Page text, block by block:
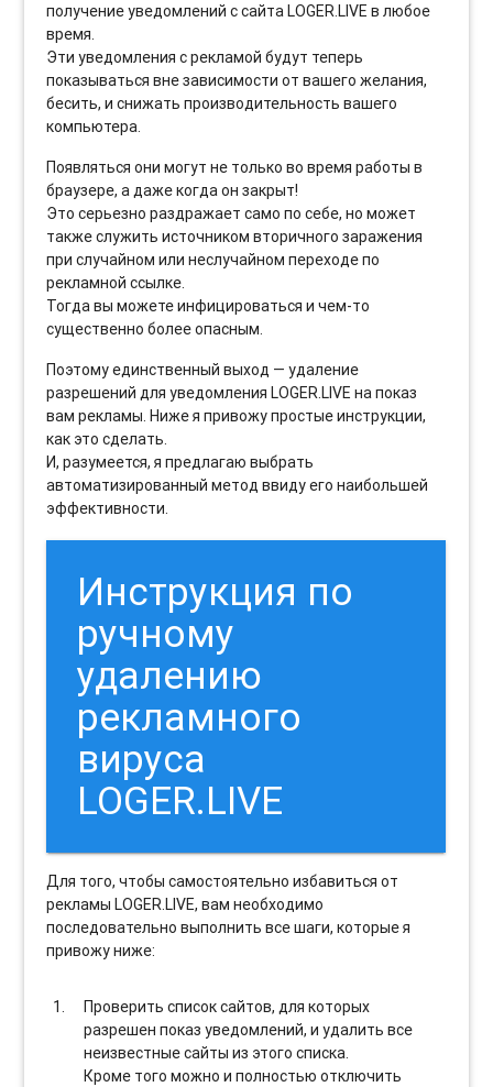
получение уведомлений с сайта LOGER.LIVE в любое
время.
Эти уведомления с рекламой будут теперь
показываться вне зависимости от вашего желания,
бесить, и снижать производительность вашего
компьютера.
Появляться они могут не только во время работы в
браузере, а даже когда он закрыт!
Это серьезно раздражает само по себе, но может
также служить источником вторичного заражения
при случайном или неслучайном переходе по
рекламной ссылке.
Тогда вы можете инфицироваться и чем-то
существенно более опасным.
Поэтому единственный выход — удаление
разрешений для уведомления LOGER.LIVE на показ
вам рекламы. Ниже я привожу простые инструкции,
как это сделать.
И, разумеется, я предлагаю выбрать
автоматизированный метод ввиду его наибольшей
эффективности.
Инструкция по
ручному
удалению
рекламного
вируса
LOGER.LIVE
Для того, чтобы самостоятельно избавиться от
рекламы LOGER.LIVE, вам необходимо
последовательно выполнить все шаги, которые я
привожу ниже:
Проверить список сайтов, для которых
разрешен показ уведомлений, и удалить все
неизвестные сайты из этого списка.
Кроме того можно и полностью отключить